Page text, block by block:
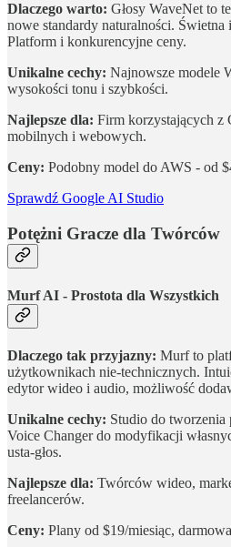
Dlaczego warto: Głosy WaveNet to
nowe standardy naturalności.
Platform i konkurencyjne ceny.
Unikalne cechy: Najnowsze modele
wysokości tonu i szybkości.
Najlepsze dla: Firm korzystających z
mobilnych i webowych.
Ceny: Podobny model do AWS - od
Sprawdź Google AI Studio
Potężni Gracze dla Twórców
Murf AI - Prostota dla Wszystkich
Dlaczego tak przyjazny: Murf to
użytkownikach nie-technicznych.
edytor wideo i audio, możliwość
Unikalne cechy: Studio do tworzenia
Voice Changer do modyfikacji
usta-głos.
Najlepsze dla: Twórców wideo,
freelancerów.
Ceny: Plany od $19/miesiąc,